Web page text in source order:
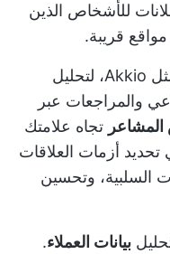
للأشخاص الذين
قريبة.
يمكنك إعداد الذكاء الاصطناعي، مثل Akkio، لتحليل
والمراجعات عبر
تجاه علامتك
أزمات العلاقات
السلبية، وتحسين
بيانات العملاء.